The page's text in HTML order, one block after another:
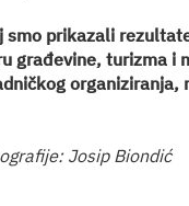
smo prikazali
građevine, turizma i
organiziranja,
Josip Biondić